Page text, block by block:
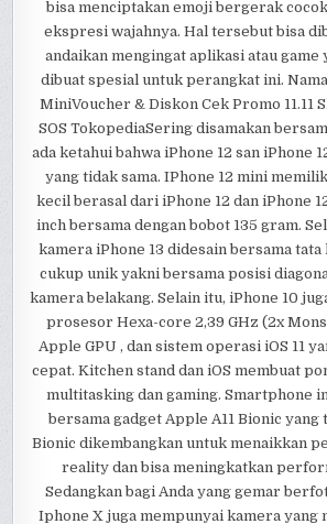
bisa menciptakan emoji bergerak
ekspresi wajahnya. Hal tersebut bisa
andaikan mengingat aplikasi atau game
dibuat spesial untuk perangkat ini.
MiniVoucher & Diskon Cek Promo 11.11
SOS TokopediaSering disamakan
ada ketahui bahwa iPhone 12 san iPhone
yang tidak sama. IPhone 12 mini
kecil berasal dari iPhone 12 dan iPhone
inch bersama dengan bobot 135 gram.
kamera iPhone 13 didesain bersama
cukup unik yakni bersama posisi
kamera belakang. Selain itu, iPhone 10
prosesor Hexa-core 2,39 GHz (2x
Apple GPU , dan sistem operasi iOS 11
cepat. Kitchen stand dan iOS membuat
multitasking dan gaming. Smartphone
bersama gadget Apple A11 Bionic yang
Bionic dikembangkan untuk menaikkan
reality dan bisa meningkatkan
Sedangkan bagi Anda yang gemar
Iphone X juga mempunyai kamera yang